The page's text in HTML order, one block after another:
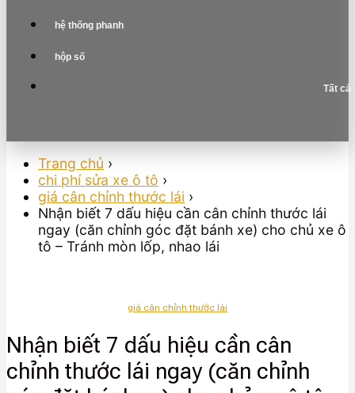
hệ thống phanh
hộp số
Tất cả
Trang chủ ›
chi phí sửa xe ô tô ›
giá cân chỉnh thước lái ›
Nhận biết 7 dấu hiệu cần cân chỉnh thước lái
ngay (căn chỉnh góc đặt bánh xe) cho chủ xe ô
tô – Tránh mòn lốp, nhao lái
giá cân chỉnh thước lái
Nhận biết 7 dấu hiệu cần cân
chỉnh thước lái ngay (căn chỉnh